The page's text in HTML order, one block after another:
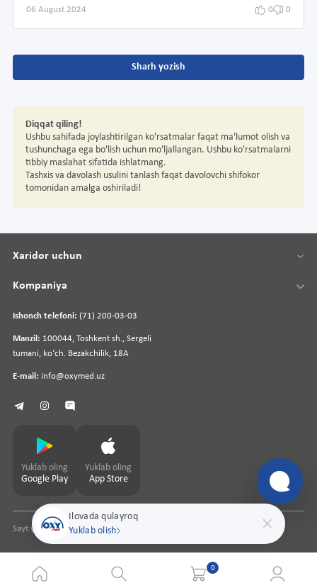
06 August 2024 0 0
Sharh yozish
Diqqat qiling!
Ushbu sahifada joylashtirilgan ko'rsatmalar faqat ma'lumot olish va
tushunchaga ega bo'lish uchun mo'ljallangan. Ushbu ko'rsatmalarni
tibbiy maslahat sifatida ishlatmang.
Tashxis va davolash usulini tanlash faqat davolovchi shifokor
tomonidan amalga oshiriladi!
Ilovada qulayroq
Yuklab olish
Ishonch telefoni: (71) 200-03-03
Manzil: 100044, Toshkent sh., Sergeli
tumani, koʻch. Bezakchilik, 18A
E-mail: info@oxymed.uz
Xaridor uchun
Kompaniya
Yuklab oling
Google Play
Yuklab oling
App Store
Sayt yaratuvchipharmit.uz
0